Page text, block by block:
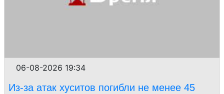
06-08-2026 19:34
Из-за атак хуситов погибли не менее 45